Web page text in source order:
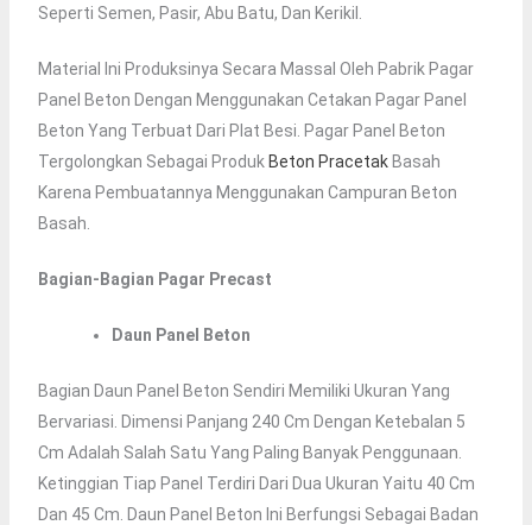
Seperti Semen, Pasir, Abu Batu, Dan Kerikil.
Material Ini Produksinya Secara Massal Oleh Pabrik Pagar
Panel Beton Dengan Menggunakan Cetakan Pagar Panel
Beton Yang Terbuat Dari Plat Besi. Pagar Panel Beton
Tergolongkan Sebagai Produk Beton PracetakBasah
Karena Pembuatannya Menggunakan Campuran Beton
Basah.
Bagian-Bagian Pagar Precast
Daun Panel Beton
Bagian Daun Panel Beton Sendiri Memiliki Ukuran Yang
Bervariasi. Dimensi Panjang 240 Cm Dengan Ketebalan 5
Cm Adalah Salah Satu Yang Paling Banyak Penggunaan.
Ketinggian Tiap Panel Terdiri Dari Dua Ukuran Yaitu 40 Cm
Dan 45 Cm. Daun Panel Beton Ini Berfungsi Sebagai Badan